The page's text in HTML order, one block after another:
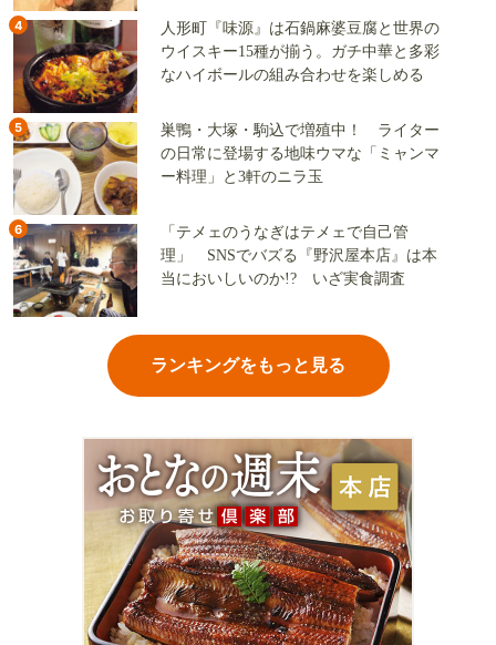
4
人形町『味源』は石鍋麻婆豆腐と世界の
ウイスキー15種が揃う。ガチ中華と多彩
なハイボールの組み合わせを楽しめる
5
巣鴨・大塚・駒込で増殖中！ ライター
の日常に登場する地味ウマな「ミャンマ
ー料理」と3軒のニラ玉
6
「テメェのうなぎはテメェで自己管
理」 SNSでバズる『野沢屋本店』は本
当においしいのか!? いざ実食調査
ランキングをもっと見る